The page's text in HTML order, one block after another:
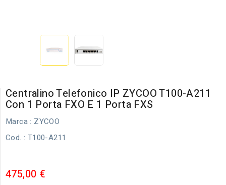
Centralino Telefonico IP ZYCOO T100-A211
Con 1 Porta FXO E 1 Porta FXS
Marca : ZYCOO
Cod. : T100-A211
475,00 €